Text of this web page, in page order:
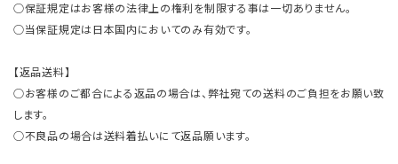
○保証規定はお客様の法律上の権利を制限する事は一切ありません。
○当保証規定は日本国内においてのみ有効です。
【返品送料】
○お客様のご都合による返品の場合は、弊社宛ての送料のご負担をお願い致
します。
○不良品の場合は送料着払いにて返品願います。